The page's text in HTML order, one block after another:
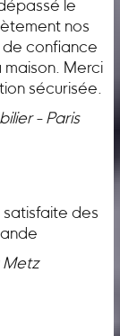
le
nos
de confiance
maison. Merci
sécurisée.
- Paris
des
Metz